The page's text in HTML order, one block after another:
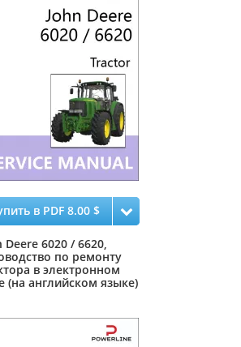
в PDF 8.00 $
Deere 6020 / 6620,
по ремонту
в электронном
(на английском языке)